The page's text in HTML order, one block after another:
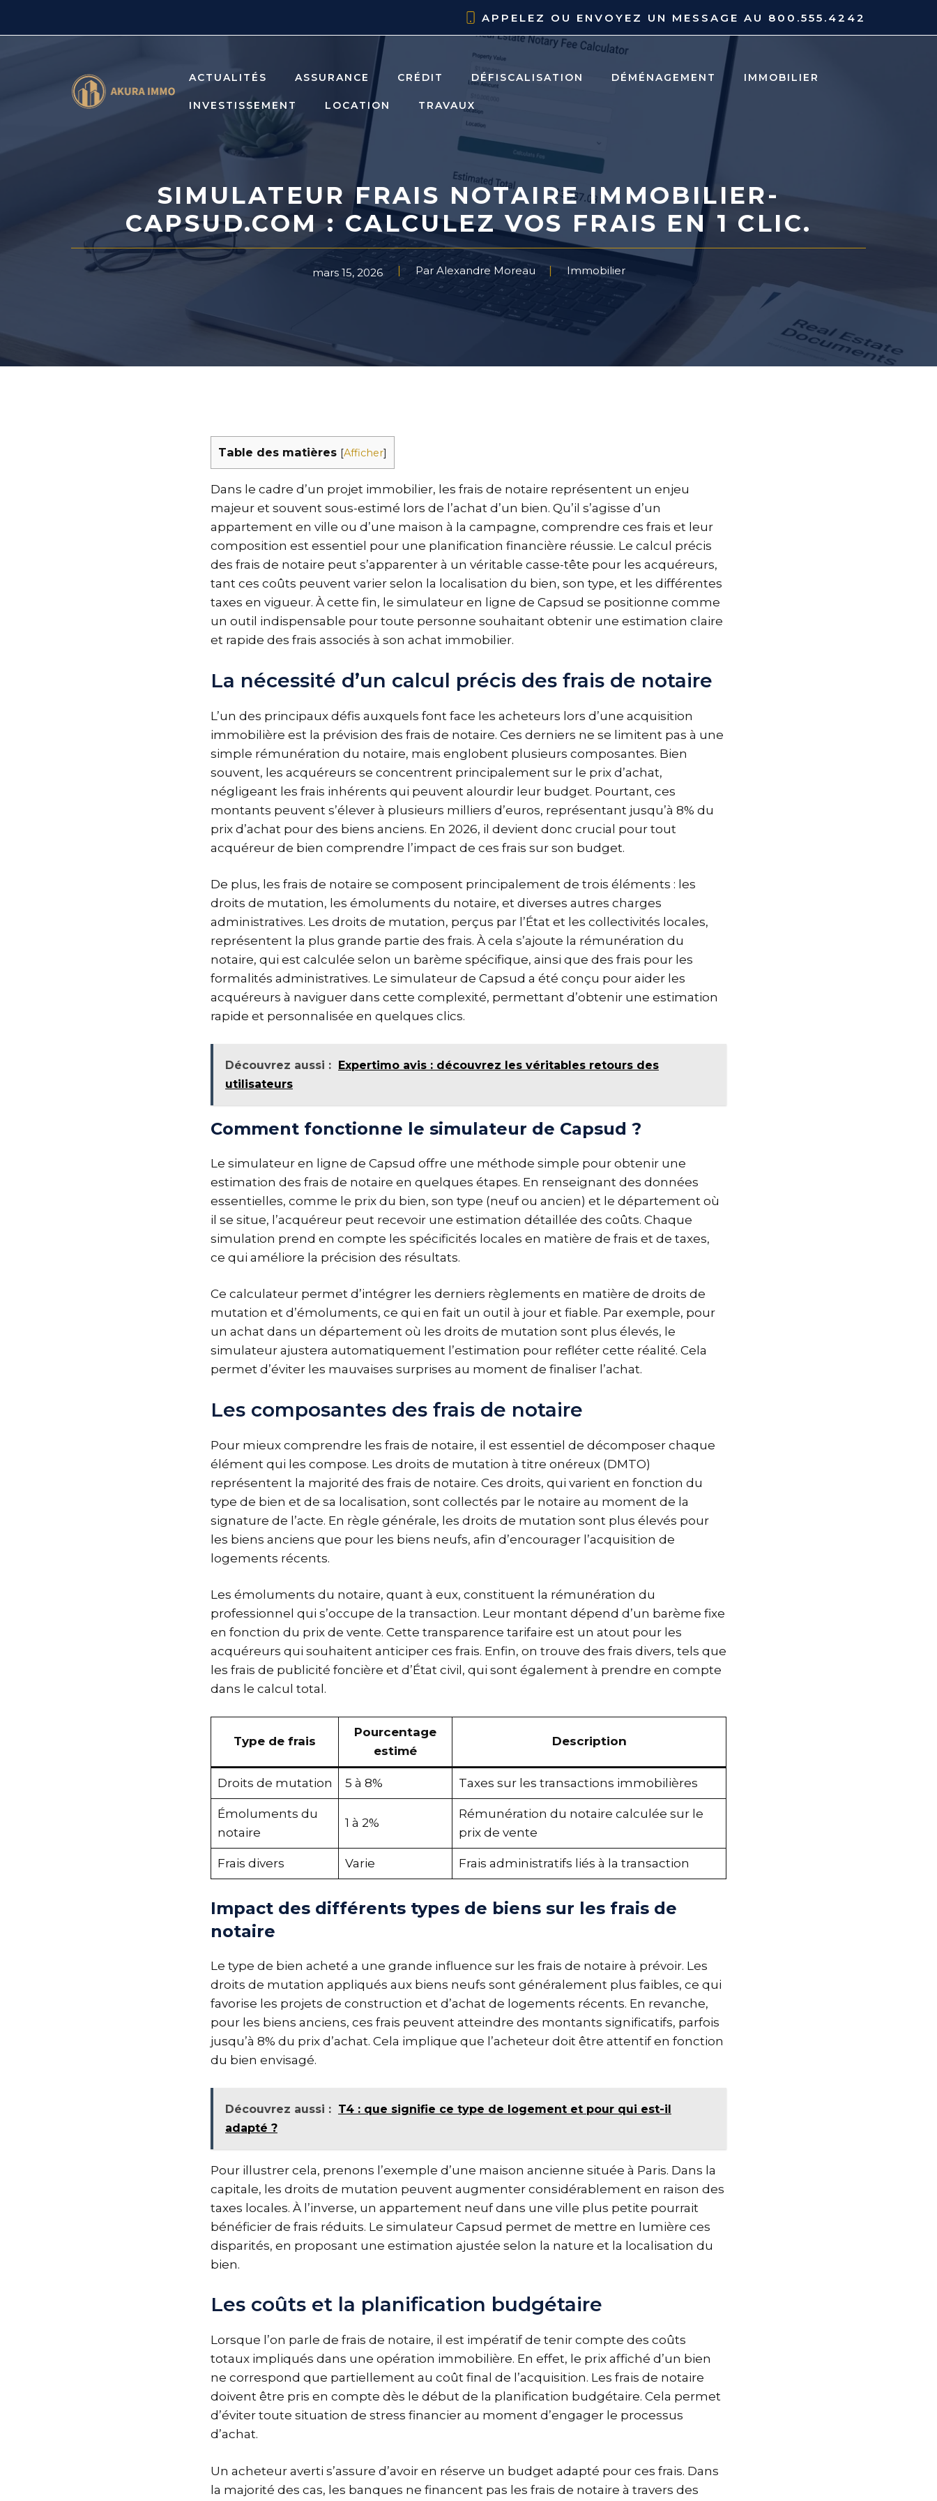
APPELEZ OU ENVOYEZ UN MESSAGE AU 800.555.4242
ACTUALITÉS ASSURANCE CRÉDIT DÉFISCALISATION DÉMÉNAGEMENT IMMOBILIER
INVESTISSEMENT LOCATION TRAVAUX
SIMULATEUR FRAIS NOTAIRE IMMOBILIER-
CAPSUD.COM : CALCULEZ VOS FRAIS EN 1 CLIC.
mars 15, 2026 Par Alexandre Moreau Immobilier
Table des matières [Afficher]
Dans le cadre d’un projet immobilier, les frais de notaire représentent un enjeu
majeur et souvent sous-estimé lors de l’achat d’un bien. Qu’il s’agisse d’un
appartement en ville ou d’une maison à la campagne, comprendre ces frais et leur
composition est essentiel pour une planification financière réussie. Le calcul précis
des frais de notaire peut s’apparenter à un véritable casse-tête pour les acquéreurs,
tant ces coûts peuvent varier selon la localisation du bien, son type, et les différentes
taxes en vigueur. À cette fin, le simulateur en ligne de Capsud se positionne comme
un outil indispensable pour toute personne souhaitant obtenir une estimation claire
et rapide des frais associés à son achat immobilier.
La nécessité d’un calcul précis des frais de notaire
L’un des principaux défis auxquels font face les acheteurs lors d’une acquisition
immobilière est la prévision des frais de notaire. Ces derniers ne se limitent pas à une
simple rémunération du notaire, mais englobent plusieurs composantes. Bien
souvent, les acquéreurs se concentrent principalement sur le prix d’achat,
négligeant les frais inhérents qui peuvent alourdir leur budget. Pourtant, ces
montants peuvent s’élever à plusieurs milliers d’euros, représentant jusqu’à 8% du
prix d’achat pour des biens anciens. En 2026, il devient donc crucial pour tout
acquéreur de bien comprendre l’impact de ces frais sur son budget.
De plus, les frais de notaire se composent principalement de trois éléments : les
droits de mutation, les émoluments du notaire, et diverses autres charges
administratives. Les droits de mutation, perçus par l’État et les collectivités locales,
représentent la plus grande partie des frais. À cela s’ajoute la rémunération du
notaire, qui est calculée selon un barème spécifique, ainsi que des frais pour les
formalités administratives. Le simulateur de Capsud a été conçu pour aider les
acquéreurs à naviguer dans cette complexité, permettant d’obtenir une estimation
rapide et personnalisée en quelques clics.
Découvrez aussi : Expertimo avis : découvrez les véritables retours des
utilisateurs
Comment fonctionne le simulateur de Capsud ?
Le simulateur en ligne de Capsud offre une méthode simple pour obtenir une
estimation des frais de notaire en quelques étapes. En renseignant des données
essentielles, comme le prix du bien, son type (neuf ou ancien) et le département où
il se situe, l’acquéreur peut recevoir une estimation détaillée des coûts. Chaque
simulation prend en compte les spécificités locales en matière de frais et de taxes,
ce qui améliore la précision des résultats.
Ce calculateur permet d’intégrer les derniers règlements en matière de droits de
mutation et d’émoluments, ce qui en fait un outil à jour et fiable. Par exemple, pour
un achat dans un département où les droits de mutation sont plus élevés, le
simulateur ajustera automatiquement l’estimation pour refléter cette réalité. Cela
permet d’éviter les mauvaises surprises au moment de finaliser l’achat.
Les composantes des frais de notaire
Pour mieux comprendre les frais de notaire, il est essentiel de décomposer chaque
élément qui les compose. Les droits de mutation à titre onéreux (DMTO)
représentent la majorité des frais de notaire. Ces droits, qui varient en fonction du
type de bien et de sa localisation, sont collectés par le notaire au moment de la
signature de l’acte. En règle générale, les droits de mutation sont plus élevés pour
les biens anciens que pour les biens neufs, afin d’encourager l’acquisition de
logements récents.
Les émoluments du notaire, quant à eux, constituent la rémunération du
professionnel qui s’occupe de la transaction. Leur montant dépend d’un barème fixe
en fonction du prix de vente. Cette transparence tarifaire est un atout pour les
acquéreurs qui souhaitent anticiper ces frais. Enfin, on trouve des frais divers, tels que
les frais de publicité foncière et d’État civil, qui sont également à prendre en compte
dans le calcul total.
Type de frais
Pourcentage
estimé
Description
Droits de mutation 5 à 8% Taxes sur les transactions immobilières
Émoluments du
notaire
1 à 2%
Rémunération du notaire calculée sur le
prix de vente
Frais divers Varie Frais administratifs liés à la transaction
Impact des différents types de biens sur les frais de
notaire
Le type de bien acheté a une grande influence sur les frais de notaire à prévoir. Les
droits de mutation appliqués aux biens neufs sont généralement plus faibles, ce qui
favorise les projets de construction et d’achat de logements récents. En revanche,
pour les biens anciens, ces frais peuvent atteindre des montants significatifs, parfois
jusqu’à 8% du prix d’achat. Cela implique que l’acheteur doit être attentif en fonction
du bien envisagé.
Découvrez aussi : T4 : que signifie ce type de logement et pour qui est-il
adapté ?
Pour illustrer cela, prenons l’exemple d’une maison ancienne située à Paris. Dans la
capitale, les droits de mutation peuvent augmenter considérablement en raison des
taxes locales. À l’inverse, un appartement neuf dans une ville plus petite pourrait
bénéficier de frais réduits. Le simulateur Capsud permet de mettre en lumière ces
disparités, en proposant une estimation ajustée selon la nature et la localisation du
bien.
Les coûts et la planification budgétaire
Lorsque l’on parle de frais de notaire, il est impératif de tenir compte des coûts
totaux impliqués dans une opération immobilière. En effet, le prix affiché d’un bien
ne correspond que partiellement au coût final de l’acquisition. Les frais de notaire
doivent être pris en compte dès le début de la planification budgétaire. Cela permet
d’éviter toute situation de stress financier au moment d’engager le processus
d’achat.
Un acheteur averti s’assure d’avoir en réserve un budget adapté pour ces frais. Dans
la majorité des cas, les banques ne financent pas les frais de notaire à travers des